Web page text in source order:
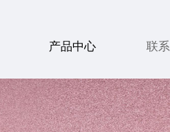
产品中心 联